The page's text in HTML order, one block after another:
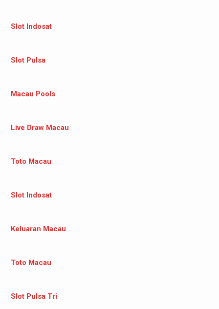
Slot Indosat
Slot Pulsa
Macau Pools
Live Draw Macau
Toto Macau
Slot Indosat
Keluaran Macau
Toto Macau
Slot Pulsa Tri